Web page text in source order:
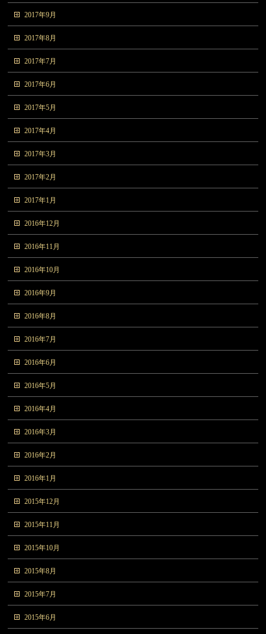
2017年9月
2017年8月
2017年7月
2017年6月
2017年5月
2017年4月
2017年3月
2017年2月
2017年1月
2016年12月
2016年11月
2016年10月
2016年9月
2016年8月
2016年7月
2016年6月
2016年5月
2016年4月
2016年3月
2016年2月
2016年1月
2015年12月
2015年11月
2015年10月
2015年8月
2015年7月
2015年6月